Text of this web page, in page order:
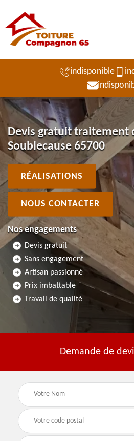
indisponible
Devis gratuit traitement
Soublecause 65700
RÉALISATIONS
NOUS CONTACTER
Nos engagements
Devis gratuit
Sans engagement
Artisan passionné
Prix imbattable
Travail de qualité
Demande de